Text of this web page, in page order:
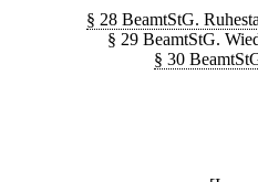
§ 28 BeamtStG.
§ 29 BeamtStG.
§ 30